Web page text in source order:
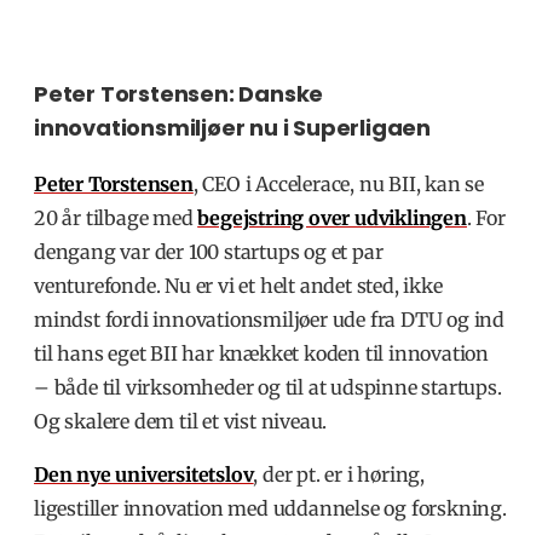
Peter Torstensen: Danske
innovationsmiljøer nu i Superligaen
Peter Torstensen, CEO i Accelerace, nu BII, kan se
20 år tilbage medbegejstring over udviklingen. For
dengang var der 100 startups og et par
venturefonde. Nu er vi et helt andet sted, ikke
mindst fordi innovationsmiljøer ude fra DTU og ind
til hans eget BII har knækket koden til innovation
– både til virksomheder og til at udspinne startups.
Og skalere dem til et vist niveau.
Den nye universitetslov, der pt. er i høring,
ligestiller innovation med uddannelse og forskning.